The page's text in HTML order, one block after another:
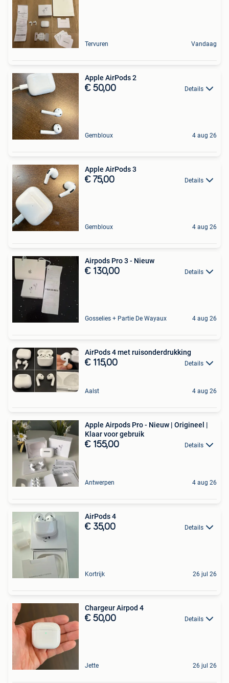
Tervuren Vandaag
Apple AirPods 2
€ 50,00 Details
Gembloux 4 aug 26
Apple AirPods 3
€ 75,00 Details
Gembloux 4 aug 26
Airpods Pro 3 - Nieuw
€ 130,00 Details
Gosselies + Partie De Wayaux 4 aug 26
AirPods 4 met ruisonderdrukking
€ 115,00 Details
Aalst 4 aug 26
Apple Airpods Pro - Nieuw | Origineel |
Klaar voor gebruik
€ 155,00 Details
Antwerpen 4 aug 26
AirPods 4
€ 35,00 Details
Kortrijk 26 jul 26
Chargeur Airpod 4
€ 50,00 Details
Jette 26 jul 26